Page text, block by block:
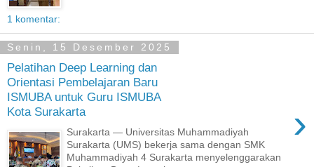
1 komentar:
Senin, 15 Desember 2025
Pelatihan Deep Learning dan
Orientasi Pembelajaran Baru
ISMUBA untuk Guru ISMUBA
Kota Surakarta
›
Surakarta — Universitas Muhammadiyah
Surakarta (UMS) bekerja sama dengan SMK
Muhammadiyah 4 Surakarta menyelenggarakan